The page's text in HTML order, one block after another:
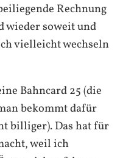
Rechnung
wieder soweit und
vielleicht wechseln
Bahncard 25 (die
bekommt dafür
billiger). Das hat für
weil ich